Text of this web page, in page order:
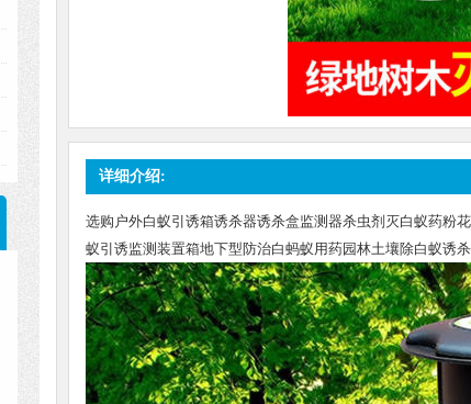
详细介绍:
选购户外白蚁引诱箱诱杀器诱杀盒监测器杀虫剂灭白蚁药粉
蚁引诱监测装置箱地下型防治白蚂蚁用药园林土壤除白蚁诱